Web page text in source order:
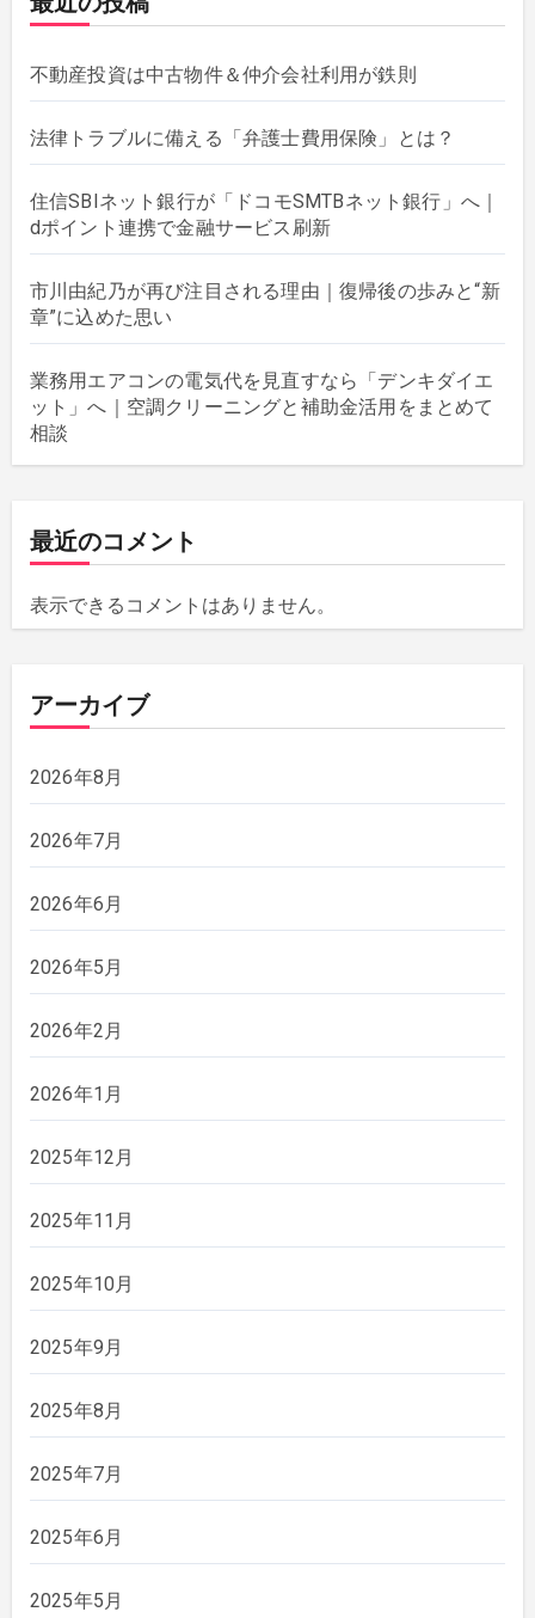
不動産投資は中古物件＆仲介会社利用が鉄則
法律トラブルに備える「弁護士費用保険」とは？
住信SBIネット銀行が「ドコモSMTBネット銀行」へ｜
dポイント連携で金融サービス刷新
市川由紀乃が再び注目される理由｜復帰後の歩みと“新
章”に込めた思い
業務用エアコンの電気代を見直すなら「デンキダイエ
ット」へ｜空調クリーニングと補助金活用をまとめて
相談
最近のコメント
表示できるコメントはありません。
アーカイブ
2026年8月
2026年7月
2026年6月
2026年5月
2026年2月
2026年1月
2025年12月
2025年11月
2025年10月
2025年9月
2025年8月
2025年7月
2025年6月
2025年5月